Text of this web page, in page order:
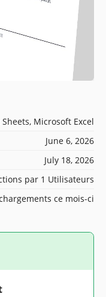
Sheets, Microsoft Excel
June 6, 2026
July 18, 2026
par 1 Utilisateurs
ce mois-ci